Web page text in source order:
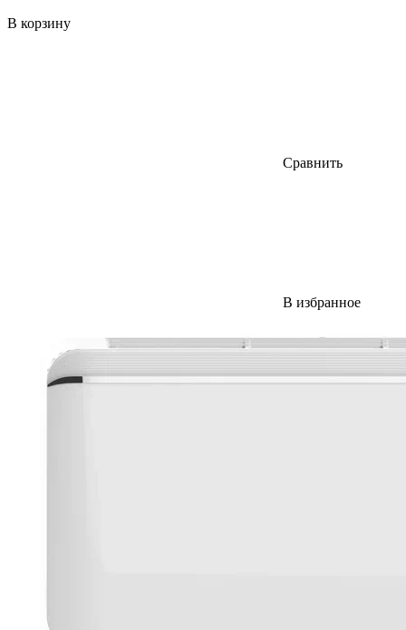
В корзину
Сравнить
В избранное